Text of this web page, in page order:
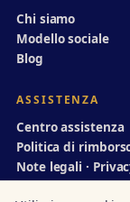
Chi siamo
Modello sociale
Blog
ASSISTENZA
Centro assistenza
Politica di
Note legali ·